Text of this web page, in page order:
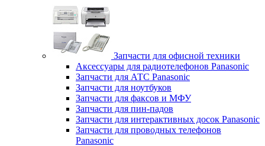
Запчасти для офисной техники
Аксессуары для радиотелефонов Panasonic
Запчасти для АТС Panasonic
Запчасти для ноутбуков
Запчасти для факсов и МФУ
Запчасти для пин-падов
Запчасти для интерактивных досок Panasonic
Запчасти для проводных телефонов
Panasonic